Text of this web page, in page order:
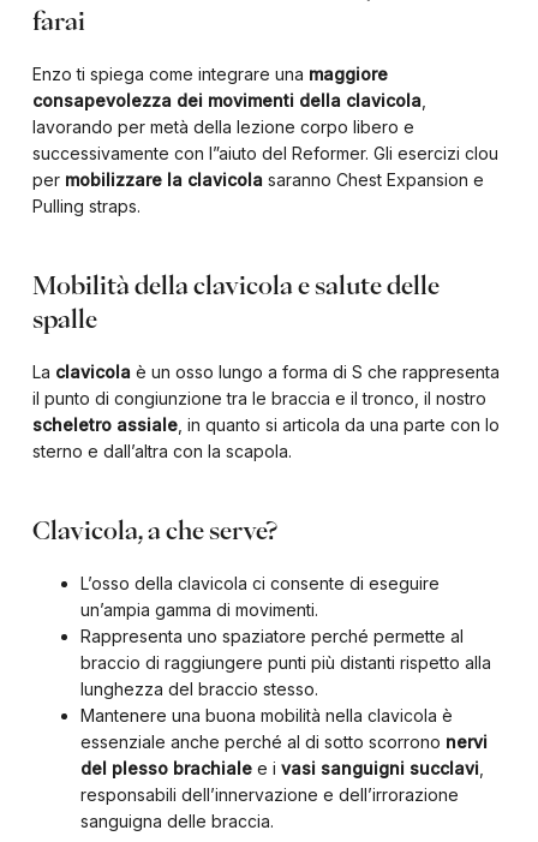
farai
Enzo ti spiega come integrare una maggiore
consapevolezza dei movimenti della clavicola
lavorando per metà della lezione corpo libero e
successivamente con l”aiuto del Reformer. Gli esercizi clou
per mobilizzare la clavicola saranno Chest Expansion e
Pulling straps.
Mobilità della clavicola e salute delle
spalle
La clavicola è un osso lungo a forma di S che rappresenta
il punto di congiunzione tra le braccia e il tronco, il nostro
scheletro assiale, in quanto si articola da una parte con lo
sterno e dall’altra con la scapola.
Clavicola, a che serve?
L’osso della clavicola ci consente di eseguire
un’ampia gamma di movimenti.
Rappresenta uno spaziatore perché permette al
braccio di raggiungere punti più distanti rispetto alla
lunghezza del braccio stesso.
Mantenere una buona mobilità nella clavicola è
essenziale anche perché al di sotto scorrono nervi
del plesso brachialee i vasi sanguigni succlavi
responsabili dell’innervazione e dell’irrorazione
sanguigna delle braccia.